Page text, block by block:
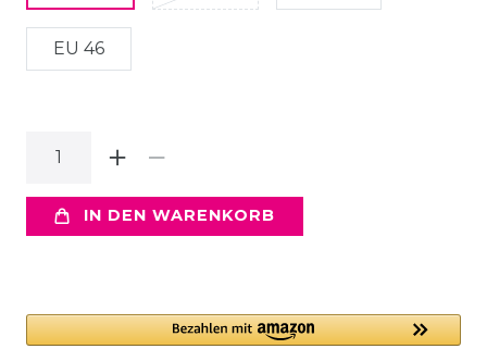
EU 46
IN DEN WARENKORB